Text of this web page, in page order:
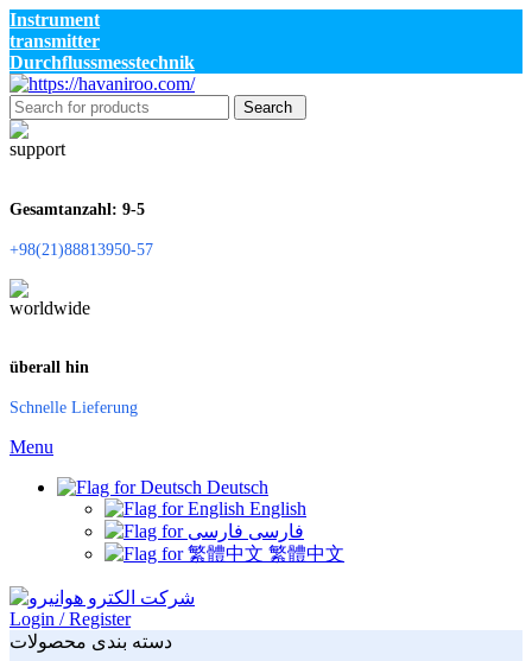
Instrument
transmitter
Durchflussmesstechnik
Search
Gesamtanzahl: 9-5
+98(21)88813950-57
überall hin
Schnelle Lieferung
Menu
Deutsch
English
فارسی
繁體中文
Login / Register
دسته بندی محصولات